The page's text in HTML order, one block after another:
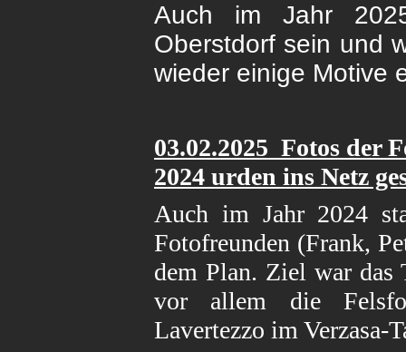
Auch im Jahr
Oberstdorf sein und
wieder einige Motive
03.02.2025 Fotos der
2024 urden ins Netz
Auch im Jahr 2024
Fotofreunden (Frank,
dem Plan. Ziel war das
vor allem die
Lavertezzo im Verzasa-